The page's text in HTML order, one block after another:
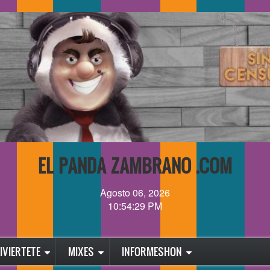
EL PANDA ZAMBRANO .COM
Agosto 06, 2026
10:54:29 PM
MIXES INFORMESHON